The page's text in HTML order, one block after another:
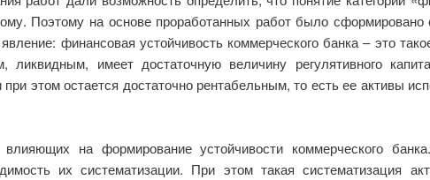
Поэтому на основе проработанных работ было сформировано
финансовая устойчивость коммерческого банка – это
имеет достаточную величину регулятивного
этом остается достаточно рентабельным, то есть ее активы
на формирование устойчивости коммерческого
их систематизации. При этом такая систематизация